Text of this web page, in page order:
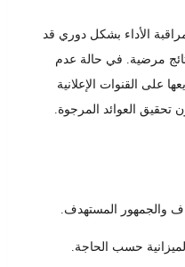
الأداء بشكل دوري قد
مرضية. في حالة عدم
على القنوات الإعلانية
تحقيق العوائد المرجوة.
والجمهور المستهدف.
حسب الحاجة.